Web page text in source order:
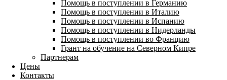
Помощь в поступлении в Германию
Помощь в поступлении в Италию
Помощь в поступлении в Испанию
Помощь в поступлении в Нидерланды
Помощь в поступлении во Францию
Грант на обучение на Северном Кипре
Партнерам
Цены
Контакты